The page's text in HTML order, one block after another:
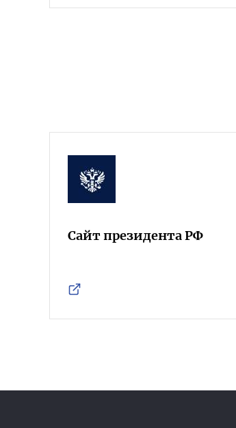
Сайт президента РФ